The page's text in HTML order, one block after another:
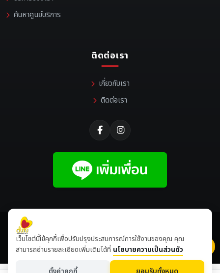
ค้นหาศูนย์บริการ
ติดต่อเรา
เกี่ยวกับเรา
ติดต่อเรา
เข้าชมเดือนนี้ 8,512,525 ปีนี้ 8,649,168
เว็บไซต์นี้ใช้คุกกี้เพื่อปรับปรุงประสบการณ์การใช้งานของคุณ คุณ
สามารถอ่านรายละเอียดเพิ่มเติมได้ที่ นโยบายความเป็นส่วนตัว